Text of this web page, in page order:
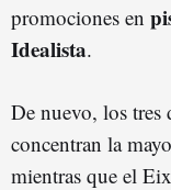
promociones en
Idealista.
De nuevo, los tres
concentran la
mientras que el